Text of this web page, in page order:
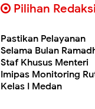
Pilihan Redaksi
Pastikan Pelayanan
Selama Bulan
Staf Khusus Menteri
Imipas Monitoring
Kelas I Medan